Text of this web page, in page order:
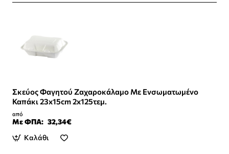
Σκεύος Φαγητού Ζαχαροκάλαμο Με Ενσωματωμένο
Καπάκι 23x15cm 2x125τεμ.
από
Με ΦΠΑ: 32,34€
Καλάθι